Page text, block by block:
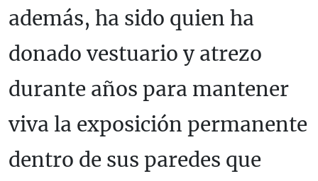
además, ha sido quien ha
donado vestuario y atrezo
durante años para mantener
viva la exposición permanente
dentro de sus paredes que